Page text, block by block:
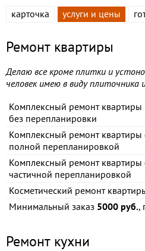
карточка услуги и цены
Ремонт квартиры
Делаю все кроме плитки и
человек имею в виду плиточника
Комплексный ремонт квартиры
без перепланировки
Комплексный ремонт квартиры
полной перепланировкой
Комплексный ремонт квартиры
частичной перепланировкой
Косметический ремонт
Минимальный заказ 5000 руб.,
Ремонт кухни